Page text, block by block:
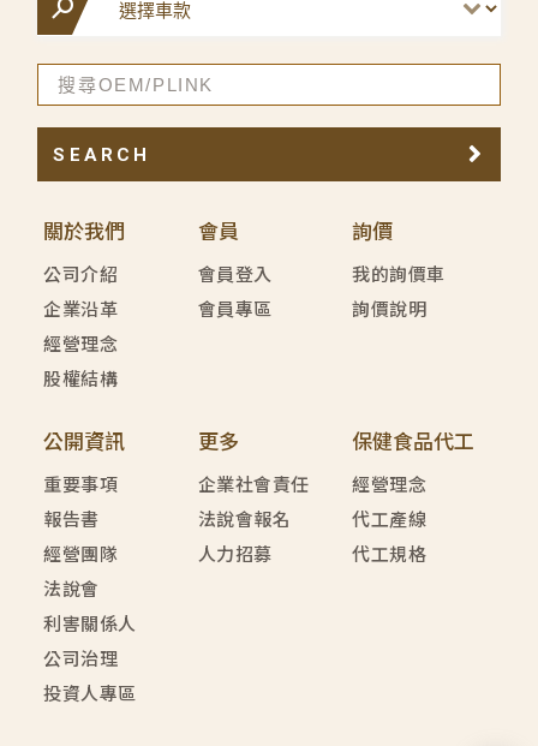
關於我們
公司介紹
企業沿革
經營理念
股權結構
會員
會員登入
會員專區
詢價
我的詢價車
詢價說明
公開資訊
重要事項
報告書
經營團隊
法說會
利害關係人
公司治理
投資人專區
更多
企業社會責任
法說會報名
人力招募
保健食品代工
經營理念
代工產線
代工規格
SEARCH